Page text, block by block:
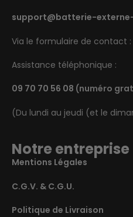
support@batterie-
Via le formulaire de contact :
Assistance téléphonique :
09 70 70 56 08 (numéro
(Du lundi au jeudi (et le
Notre entreprise
Mentions Légales
C.G.V. & C.G.U.
Politique de Livraison